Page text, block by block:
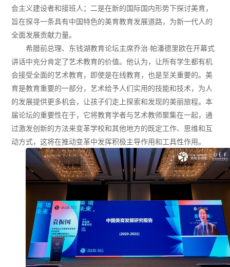
会主义建设者和接班人；二是在新的国际国内形势下探讨美育，
旨在探寻一条具有中国特色的美育教育发展道路，为新一代人的
全面发展贡献力量。
希腊前总理、东钱湖教育论坛主席乔治·帕潘德里欧在开幕式
讲话中充分肯定了艺术教育的价值。他认为，让所有学生都有机
会接受全面的艺术教育，即使是在线教育，也是至关重要的。美
育是教育重要的一部分，艺术给予人们实用的技能和技术，为人
的发展提供更多机会，让孩子们走上探索和发现的美丽旅程。本
届论坛的重要性在于，它将教育学者与艺术教师聚集在一起，通
过激发创新的方法来变革学校和其他地方的既定工作、思维和互
动方式，这将在推动变革中发挥积极主导作用和工具性作用。